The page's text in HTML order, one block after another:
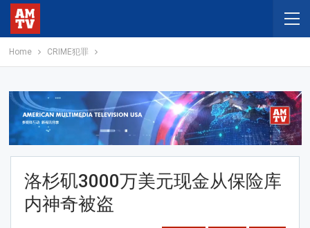
Home CRIME犯罪
洛杉矶3000万美元现金从保险库
内神奇被盗